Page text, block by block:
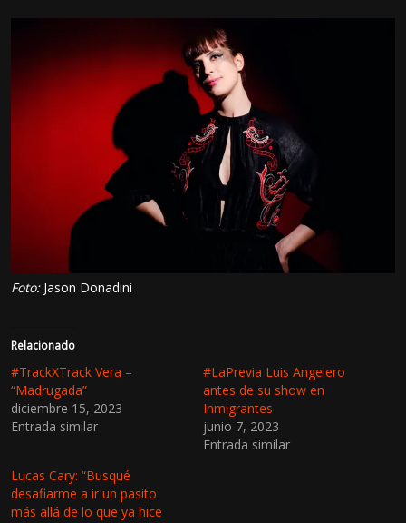
Foto:Jason Donadini
Relacionado
#TrackXTrack Vera –
“Madrugada”
diciembre 15, 2023
Entrada similar
#LaPrevia Luis Angelero
antes de su show en
Inmigrantes
junio 7, 2023
Entrada similar
Lucas Cary: “Busqué
desafiarme a ir un pasito
más allá de lo que ya hice